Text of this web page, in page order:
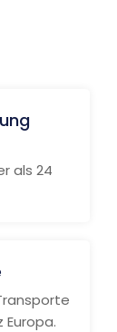
als 24